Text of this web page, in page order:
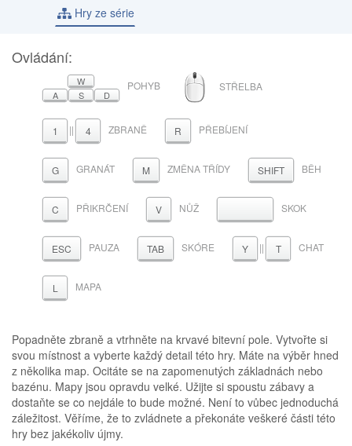
Hry ze série
Ovládání:
W
A
S D
POHYB MYŠ
STŘELBA
1 || 4 ZBRANĚ R PŘEBÍJENÍ
G GRANÁT M ZMĚNA TŘÍDY SHIFT BĚH
C PŘIKRČENÍ V NŮŽ MEZERNÍKSKOK
ESC PAUZA TAB SKÓRE Y || T CHAT
L MAPA
Popadněte zbraně a vtrhněte na krvavé bitevní pole. Vytvořte si
svou místnost a vyberte každý detail této hry. Máte na výběr hned
z několika map. Ocitáte se na zapomenutých základnách nebo
bazénu. Mapy jsou opravdu velké. Užijte si spoustu zábavy a
dostaňte se co nejdále to bude možné. Není to vůbec jednoduchá
záležitost. Věříme, že to zvládnete a překonáte veškeré části této
hry bez jakékoliv újmy.